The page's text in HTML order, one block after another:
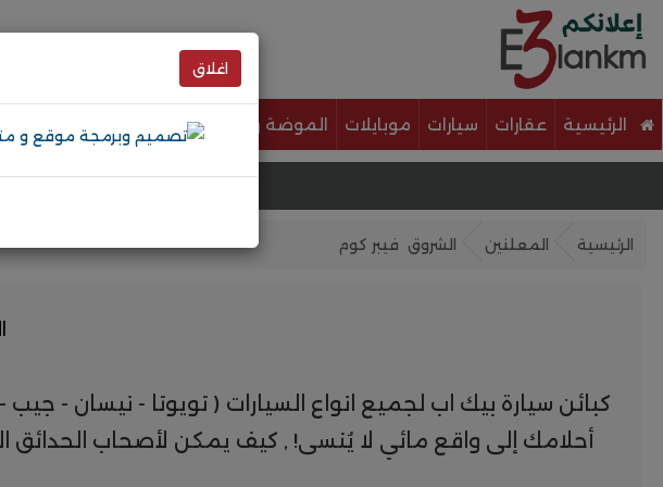
الرئيسية عقارات سيارات موبايلات الموضة والجمال إلكترونيات
الرئيسية المعلنين الشروق فيبر كوم
كبائن سيارة بيك اب لجميع انواع السيارات ( تويوتا - نيسان -
أحلامك إلى واقع مائي لا يُنسى! , كيف يمكن لأصحاب الحدائق
اغلاق